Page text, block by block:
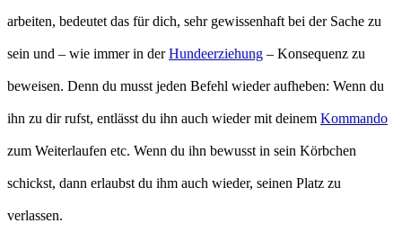
arbeiten, bedeutet das für dich, sehr gewissenhaft bei der Sache zu
sein und – wie immer in derHundeerziehung – Konsequenz zu
beweisen. Denn du musst jeden Befehl wieder aufheben: Wenn du
ihn zu dir rufst, entlässt du ihn auch wieder mit deinem Kommando
zum Weiterlaufen etc. Wenn du ihn bewusst in sein Körbchen
schickst, dann erlaubst du ihm auch wieder, seinen Platz zu
verlassen.